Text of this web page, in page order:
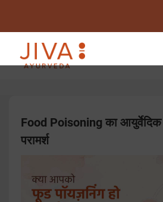
Food Poisoning का
परामर्श